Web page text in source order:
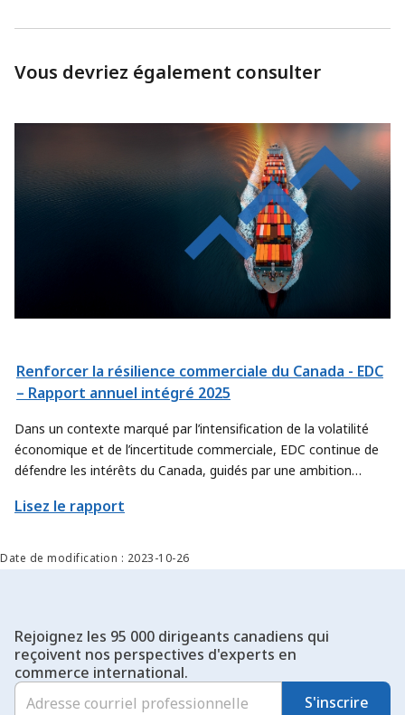
Vous devriez également consulter
Renforcer la résilience commerciale du Canada - EDC
– Rapport annuel intégré 2025
Dans un contexte marqué par l’intensification de la volatilité
économique et de l’incertitude commerciale, EDC continue de
défendre les intérêts du Canada, guidés par une ambition
encore davantage à l’atteinte des objectifs commerciaux
exportateurs et les secteurs canadiens à déployer leur offre à
plus grande échelle et à percer de nouveaux marchés.
Lisez le rapport
Date de modification : 2023-10-26
Rejoignez les 95 000 dirigeants canadiens qui
reçoivent nos perspectives d'experts en
commerce international.
S'inscrire